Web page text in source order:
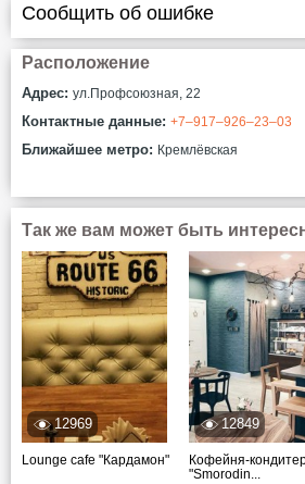
Сообщить об ошибке
Расположение
Адрес: ул.Профсоюзная, 22
Контактные данные: +7‒917‒926‒23‒03
Ближайшее метро: Кремлёвская
Так же вам может быть
12969
Lounge cafe "Кардамон"
12849
Кофейня-
"Smorodin...